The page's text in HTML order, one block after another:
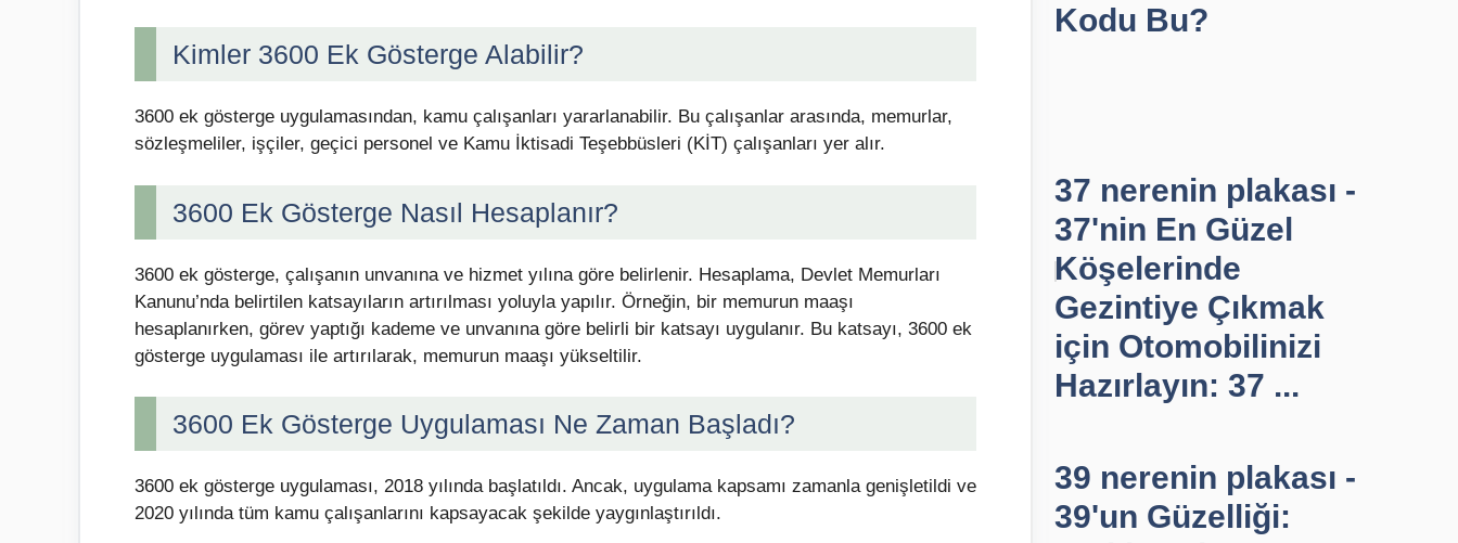
Kimler 3600 Ek Gösterge Alabilir?
3600 ek gösterge uygulamasından, kamu çalışanları yararlanabilir. Bu çalışanlar arasında, memurlar,
sözleşmeliler, işçiler, geçici personel ve Kamu İktisadi Teşebbüsleri (KİT) çalışanları yer alır.
3600 Ek Gösterge Nasıl Hesaplanır?
3600 ek gösterge, çalışanın unvanına ve hizmet yılına göre belirlenir. Hesaplama, Devlet Memurları
Kanunu’nda belirtilen katsayıların artırılması yoluyla yapılır. Örneğin, bir memurun maaşı
hesaplanırken, görev yaptığı kademe ve unvanına göre belirli bir katsayı uygulanır. Bu katsayı, 3600 ek
gösterge uygulaması ile artırılarak, memurun maaşı yükseltilir.
3600 Ek Gösterge Uygulaması Ne Zaman Başladı?
3600 ek gösterge uygulaması, 2018 yılında başlatıldı. Ancak, uygulama kapsamı zamanla genişletildi ve
2020 yılında tüm kamu çalışanlarını kapsayacak şekilde yaygınlaştırıldı.
Kodu Bu?
37 nerenin plakası -
37'nin En Güzel
Köşelerinde
Gezintiye Çıkmak
için Otomobilinizi
Hazırlayın: 37 ...
39 nerenin plakası -
39'un Güzelliği: